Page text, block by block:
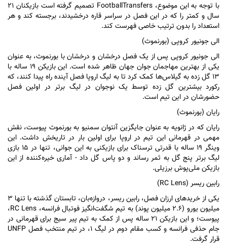
با توجه به این موضوع، FootballTransfers تصمیم گرفته است بازیکنان ۲۱
سال و کمتر را که در این فصل در سراسر قاره درخشیدند، برجسته کند و هر
استعداد را بدون ترتیب خاصی فهرست کند.
الی جونیور کروپی (بورنموث)
الی جونیور کروپی پس از یک فصل درخشان و درخشان با بورنموث، به عنوان
یکی از بهترین مهاجمان جوان جهان ظاهر شده است. این بازیکن ۱۹ ساله با
۱۳ گل زده به گیلاس‌ها کمک کرد تا به لیگ اروپا فصل آینده راه پیدا کنند، که
رکورد بیشترین گل زده توسط یک نوجوان در لیگ برتر در اولین فصل
حضورشان در این تیم است.
رایان (بورنموث)
رایان که در ژانویه به عنوان جایگزین آنتوان سمنیو به بورنموث پیوست، نقش
مهمی در قهرمانی این تیم در اروپا برای اولین بار در تاریخش داشت. این
وینگر ۱۹ ساله با قدرتی ترسناک برای بازیکنی به این جوانی، تنها در ۱۵ بازی
لیگ برتر پنج گل به ثمر رساند و دو پاس گل داد - آماری خیره‌کننده از این
بازیکن ملی‌پوش برزیلی.
رابین ریسر (RC Lens)
یکی از خرید‌های ارزان فصل، رابین ریسر، دروازه‌بان، تابستان گذشته با تنها ۳
میلیون یورو (۲.۶ میلیون پوند) به تیم شگفت‌انگیز فوتبال فرانسه، RC Lens،
پیوست؛ و این بازیکن ۲۱ ساله پس از کمک به تیم پیر سیج برای قهرمانی در
جام حذفی فرانسه و کسب مقام دوم در لیگ ۱، در تیم منتخب فصل UNFP
قرار گرفت.